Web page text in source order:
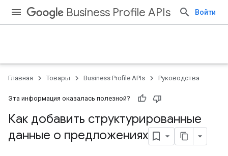
Business Profile APIs Войти
Главная Товары Business Profile APIs Руководства
Эта информация оказалась полезной?
Как добавить структурированные
данные о предложениях